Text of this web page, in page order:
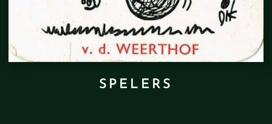
SPELERS